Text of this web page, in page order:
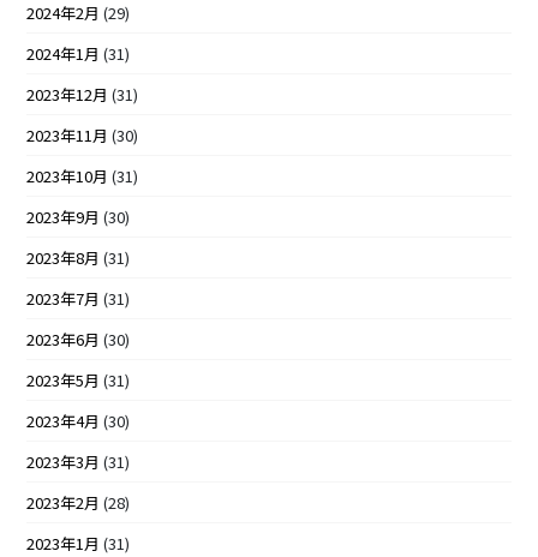
2024年2月 (29)
2024年1月 (31)
2023年12月 (31)
2023年11月 (30)
2023年10月 (31)
2023年9月 (30)
2023年8月 (31)
2023年7月 (31)
2023年6月 (30)
2023年5月 (31)
2023年4月 (30)
2023年3月 (31)
2023年2月 (28)
2023年1月 (31)